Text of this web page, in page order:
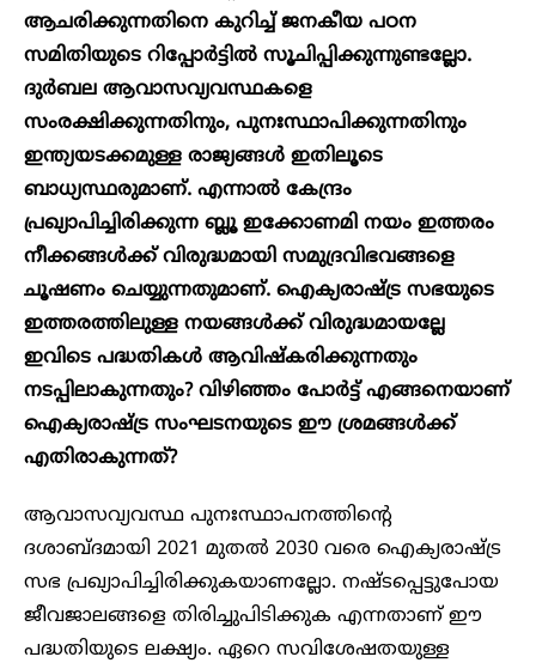
ആചരിക്കുന്നതിനെ കുറിച്ച് ജനകീയ പഠന
സമിതിയുടെ റിപ്പോർട്ടിൽ സൂചിപ്പിക്കുന്നുണ്ടല്ലോ.
ദുർബല ആവാസവ്യവസ്ഥകളെ
സംരക്ഷിക്കുന്നതിനും, പുനഃസ്ഥാപിക്കുന്നതിനും
ഇന്ത്യയടക്കമുള്ള രാജ്യങ്ങൾ ഇതിലൂടെ
ബാധ്യസ്ഥരുമാണ്. എന്നാൽ കേന്ദ്രം
പ്രഖ്യാപിച്ചിരിക്കുന്ന ബ്ലൂ ഇക്കോണമി നയം ഇത്തരം
നീക്കങ്ങൾക്ക് വിരുദ്ധമായി സമുദ്രവിഭവങ്ങളെ
ചൂഷണം ചെയ്യുന്നതുമാണ്. ഐക്യരാഷ്ട്ര സഭയുടെ
ഇത്തരത്തിലുള്ള നയങ്ങൾക്ക് വിരുദ്ധമായല്ലേ
ഇവിടെ പദ്ധതികൾ ആവിഷ്കരിക്കുന്നതും
നടപ്പിലാകുന്നതും? വിഴിഞ്ഞം പോർട്ട് എങ്ങനെയാണ്
ഐക്യരാഷ്ട്ര സംഘടനയുടെ ഈ ശ്രമങ്ങൾക്ക്
എതിരാകുന്നത്?
ആവാസവ്യവസ്ഥ പുനഃസ്ഥാപനത്തിന്റെ
ദശാബ്ദമായി 2021 മുതൽ 2030 വരെ ഐക്യരാഷ്ട്ര
സഭ പ്രഖ്യാപിച്ചിരിക്കുകയാണല്ലോ. നഷ്ടപ്പെട്ടുപോയ
ജീവജാലങ്ങളെ തിരിച്ചുപിടിക്കുക എന്നതാണ് ഈ
പദ്ധതിയുടെ ലക്ഷ്യം. ഏറെ സവിശേഷതയുള്ള